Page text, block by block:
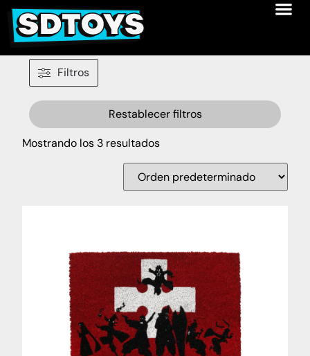
Filtros
Restablecer filtros
Mostrando los 3 resultados